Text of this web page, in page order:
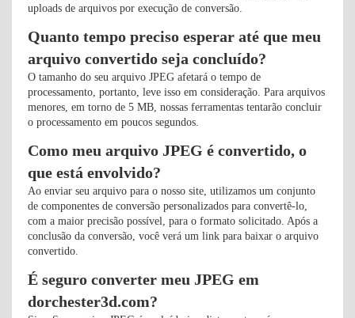
uploads de arquivos por execução de conversão.
Quanto tempo preciso esperar até que meu
arquivo convertido seja concluído?
O tamanho do seu arquivo JPEG afetará o tempo de
processamento, portanto, leve isso em consideração. Para arquivos
menores, em torno de 5 MB, nossas ferramentas tentarão concluir
o processamento em poucos segundos.
Como meu arquivo JPEG é convertido, o
que está envolvido?
Ao enviar seu arquivo para o nosso site, utilizamos um conjunto
de componentes de conversão personalizados para convertê-lo,
com a maior precisão possível, para o formato solicitado. Após a
conclusão da conversão, você verá um link para baixar o arquivo
convertido.
É seguro converter meu JPEG em
dorchester3d.com?